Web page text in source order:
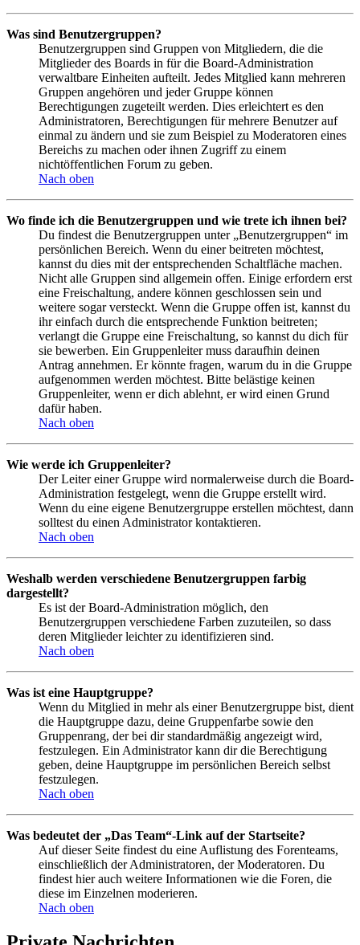
Was sind Benutzergruppen?
Benutzergruppen sind Gruppen von Mitgliedern, die die
Mitglieder des Boards in für die Board-Administration
verwaltbare Einheiten aufteilt. Jedes Mitglied kann mehreren
Gruppen angehören und jeder Gruppe können
Berechtigungen zugeteilt werden. Dies erleichtert es den
Administratoren, Berechtigungen für mehrere Benutzer auf
einmal zu ändern und sie zum Beispiel zu Moderatoren eines
Bereichs zu machen oder ihnen Zugriff zu einem
nichtöffentlichen Forum zu geben.
Nach oben
Wo finde ich die Benutzergruppen und wie trete ich ihnen bei?
Du findest die Benutzergruppen unter „Benutzergruppen“ im
persönlichen Bereich. Wenn du einer beitreten möchtest,
kannst du dies mit der entsprechenden Schaltfläche machen.
Nicht alle Gruppen sind allgemein offen. Einige erfordern erst
eine Freischaltung, andere können geschlossen sein und
weitere sogar versteckt. Wenn die Gruppe offen ist, kannst du
ihr einfach durch die entsprechende Funktion beitreten;
verlangt die Gruppe eine Freischaltung, so kannst du dich für
sie bewerben. Ein Gruppenleiter muss daraufhin deinen
Antrag annehmen. Er könnte fragen, warum du in die Gruppe
aufgenommen werden möchtest. Bitte belästige keinen
Gruppenleiter, wenn er dich ablehnt, er wird einen Grund
dafür haben.
Nach oben
Wie werde ich Gruppenleiter?
Der Leiter einer Gruppe wird normalerweise durch die Board-
Administration festgelegt, wenn die Gruppe erstellt wird.
Wenn du eine eigene Benutzergruppe erstellen möchtest, dann
solltest du einen Administrator kontaktieren.
Nach oben
Weshalb werden verschiedene Benutzergruppen farbig
dargestellt?
Es ist der Board-Administration möglich, den
Benutzergruppen verschiedene Farben zuzuteilen, so dass
deren Mitglieder leichter zu identifizieren sind.
Nach oben
Was ist eine Hauptgruppe?
Wenn du Mitglied in mehr als einer Benutzergruppe bist, dient
die Hauptgruppe dazu, deine Gruppenfarbe sowie den
Gruppenrang, der bei dir standardmäßig angezeigt wird,
festzulegen. Ein Administrator kann dir die Berechtigung
geben, deine Hauptgruppe im persönlichen Bereich selbst
festzulegen.
Nach oben
Was bedeutet der „Das Team“-Link auf der Startseite?
Auf dieser Seite findest du eine Auflistung des Forenteams,
einschließlich der Administratoren, der Moderatoren. Du
findest hier auch weitere Informationen wie die Foren, die
diese im Einzelnen moderieren.
Nach oben